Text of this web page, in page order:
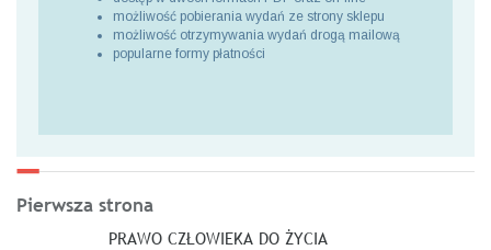
możliwość pobierania wydań ze strony sklepu
możliwość otrzymywania wydań drogą mailową
popularne formy płatności
Pierwsza strona
PRAWO CZŁOWIEKA DO ŻYCIA